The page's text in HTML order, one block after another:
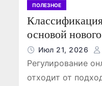
ПОЛЕЗНОЕ
основой
Июл 21, 2026
Регулирование
отходит от